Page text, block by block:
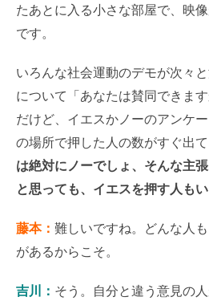
たあとに入る小さな部屋で、映
です。
いろんな社会運動のデモが次々
について「あなたは賛同できま
だけど、イエスかノーのアンケ
の場所で押した人の数がすぐ出て
は絶対にノーでしょ、そんな主
と思っても、イエスを押す人も
藤本： 難しいですね。どんな人
があるからこそ。
吉川： そう。自分と違う意見の